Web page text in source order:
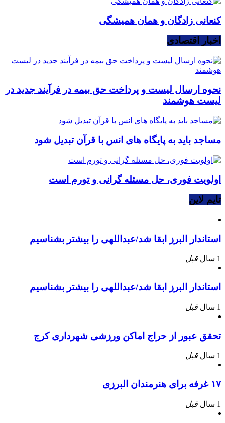
کنعانی زادگان و همان همیشگی
اخبار اقتصادی
نحوه ارسال لیست و پرداخت حق بیمه در فرآیند جدید در
لیست هوشمند
مساجد باید به پایگاه های انس با قرآن تبدیل شود
اولویت فوری، حل مسئله گرانی و تورم است
تایم لاین
استاندار البرز ابقا شد/عبداللهی را بیشتر بشناسیم
1 سال قبل
استاندار البرز ابقا شد/عبداللهی را بیشتر بشناسیم
1 سال قبل
تحقق عبور از حراج اماکن ورزشی شهرداری کرج
1 سال قبل
۱۷ غرفه برای هنرمندان البرزی
1 سال قبل